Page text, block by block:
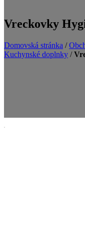
Vreckovky
Domovská stránka /
Kuchynské doplnky /